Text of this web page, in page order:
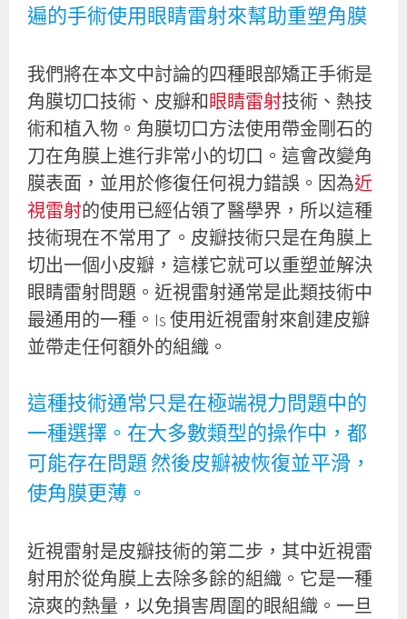
遍的手術使用眼睛雷射來幫助重塑角膜
我們將在本文中討論的四種眼部矯正手術是
角膜切口技術、皮瓣和眼睛雷射技術、熱技
術和植入物。角膜切口方法使用帶金剛石的
刀在角膜上進行非常小的切口。這會改變角
膜表面，並用於修復任何視力錯誤。因為近
視雷射的使用已經佔領了醫學界，所以這種
技術現在不常用了。皮瓣技術只是在角膜上
切出一個小皮瓣，這樣它就可以重塑並解決
眼睛雷射問題。近視雷射通常是此類技術中
最通用的一種。Is 使用近視雷射來創建皮瓣
並帶走任何額外的組織。
這種技術通常只是在極端視力問題中的
一種選擇。在大多數類型的操作中，都
可能存在問題 然後皮瓣被恢復並平滑，
使角膜更薄。
近視雷射是皮瓣技術的第二步，其中近視雷
射用於從角膜上去除多餘的組織。它是一種
涼爽的熱量，以免損害周圍的眼組織。一旦